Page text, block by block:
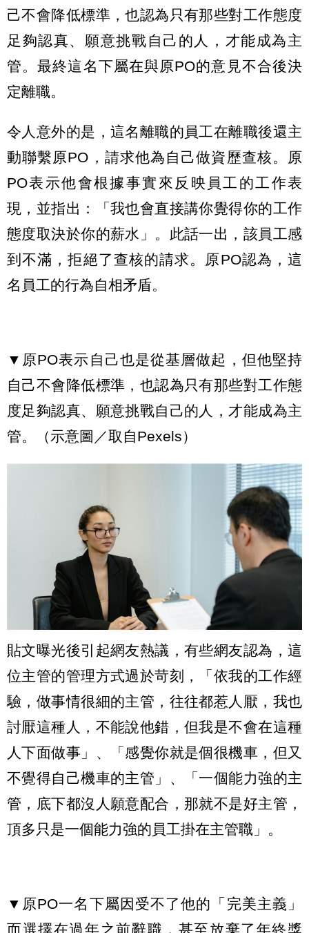
己不會降低標準，也認為只有那些對工作態度
足夠認真、願意挑戰自己的人，才能成為主
管。最終這名下屬在與原PO的意見不合後決
定離職。
令人意外的是，這名離職的員工在離職後還主
動聯繫原PO，請求他為自己做資歷查核。原
PO表示他會根據事實來反映員工的工作表
現，並指出：「我也會直接講你覺得你的工作
態度取決於你的薪水」。此話一出，該員工感
到不滿，拒絕了查核的請求。原PO認為，這
名員工的行為自相矛盾。
▼原PO表示自己也是從基層做起，但他堅持
自己不會降低標準，也認為只有那些對工作態
度足夠認真、願意挑戰自己的人，才能成為主
管。（示意圖／取自Pexels）
貼文曝光後引起網友熱議，有些網友認為，這
位主管的管理方式過於苛刻，「依我的工作經
驗，做事情很細的主管，往往都惹人厭，我也
討厭這種人，不能說他錯，但我是不會在這種
人下面做事」、「感覺你就是個很機車，但又
不覺得自己機車的主管」、「一個能力強的主
管，底下都沒人願意配合，那就不是好主管，
頂多只是一個能力強的員工掛在主管職」。
▼原PO一名下屬因受不了他的「完美主義」
而選擇在過年之前辭職，甚至放棄了年終獎